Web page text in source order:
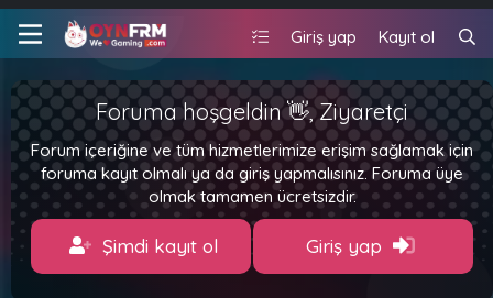
Giriş yap Kayıt ol
Foruma hoşgeldin 👋, Ziyaretçi
Forum içeriğine ve tüm hizmetlerimize erişim sağlamak için
foruma kayıt olmalı ya da giriş yapmalısınız. Foruma üye
olmak tamamen ücretsizdir.
Şimdi kayıt ol Giriş yap